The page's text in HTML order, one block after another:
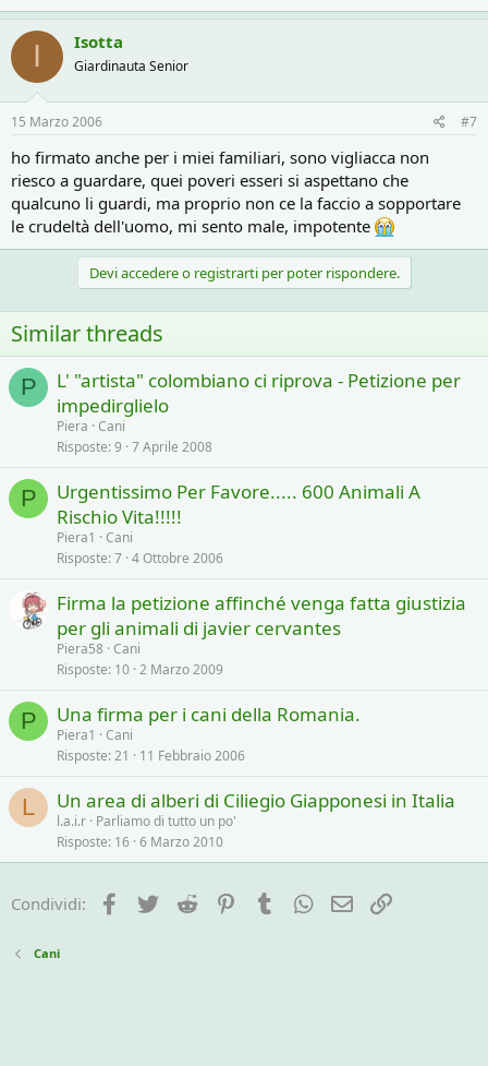
I Isotta
Giardinauta Senior
15 Marzo 2006 #7
ho firmato anche per i miei familiari, sono vigliacca non
riesco a guardare, quei poveri esseri si aspettano che
qualcuno li guardi, ma proprio non ce la faccio a sopportare
le crudeltà dell'uomo, mi sento male, impotente
Devi accedere o registrarti per poter rispondere.
Similar threads
P
L' "artista" colombiano ci riprova - Petizione per
impedirglielo
Piera Cani
Risposte 9 7 Aprile 2008
P
Urgentissimo Per Favore..... 600 Animali A
Rischio Vita!!!!!
Piera1
Cani
Risposte 7 4 Ottobre 2006
Firma la petizione affinché venga fatta giustizia
per gli animali di javier cervantes
Piera58 Cani
Risposte 10 2 Marzo 2009
P Una firma per i cani della Romania.
Piera1
Cani
Risposte 21 11 Febbraio 2006
L Un area di alberi di Ciliegio Giapponesi in Italia
l.a.i.r Parliamo di tutto un po'
Risposte 16 6 Marzo 2010
Condividi: Facebook
Twitter Reddit PinterestTumblrWhatsApp
e-mail
Cani